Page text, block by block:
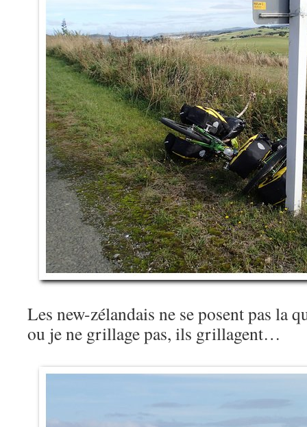
Les new-zélandais ne se posent pas la
ou je ne grillage pas, ils grillagent…